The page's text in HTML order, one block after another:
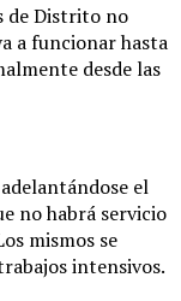
de Distrito no
a funcionar hasta
desde las
el
no habrá servicio
mismos se
intensivos.